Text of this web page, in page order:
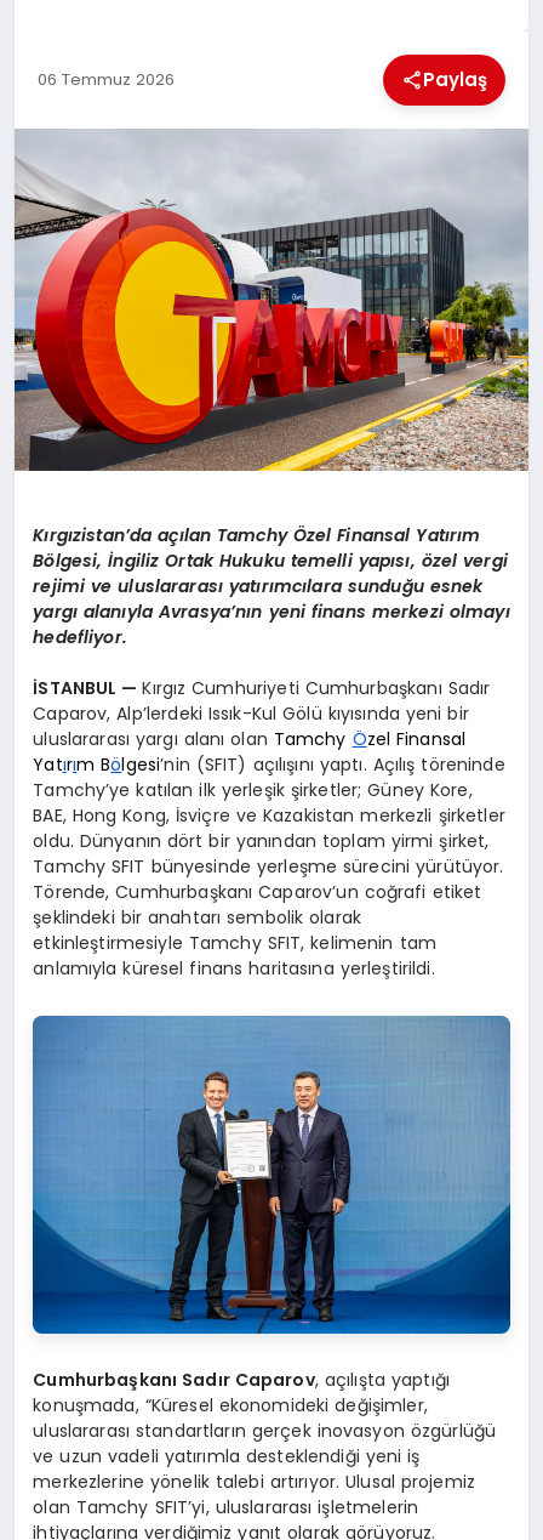
MAGAZIN
SAĞLIK
SIYASET
SPOR
TEKNOLOJI
06 Temmuz 2026 Paylaş
Kırgızistan’da açılan Tamchy Özel Finansal Yatırım
Bölgesi, İngiliz Ortak Hukuku temelli yapısı, özel vergi
rejimi ve uluslararası yatırımcılara sunduğu esnek
yargı alanıyla Avrasya’nın yeni finans merkezi olmayı
hedefliyor.
İSTANBUL —Kırgız Cumhuriyeti Cumhurbaşkanı Sadır
Caparov, Alp’lerdeki Issık-Kul Gölü kıyısında yeni bir
uluslararası yargı alanı olan Tamchy Özel Finansal
Yatırım Bölgesi’nin (SFIT) açılışını yaptı. Açılış töreninde
Tamchy’ye katılan ilk yerleşik şirketler; Güney Kore,
BAE, Hong Kong, İsviçre ve Kazakistan merkezli şirketler
oldu. Dünyanın dört bir yanından toplam yirmi şirket,
Tamchy SFIT bünyesinde yerleşme sürecini yürütüyor.
Törende, Cumhurbaşkanı Caparov’un coğrafi etiket
şeklindeki bir anahtarı sembolik olarak
etkinleştirmesiyle Tamchy SFIT, kelimenin tam
anlamıyla küresel finans haritasına yerleştirildi.
Cumhurbaşkanı Sadır Caparov, açılışta yaptığı
konuşmada, “Küresel ekonomideki değişimler,
uluslararası standartların gerçek inovasyon özgürlüğü
ve uzun vadeli yatırımla desteklendiği yeni iş
merkezlerine yönelik talebi artırıyor. Ulusal projemiz
olan Tamchy SFIT’yi, uluslararası işletmelerin
ihtiyaçlarına verdiğimiz yanıt olarak görüyoruz.